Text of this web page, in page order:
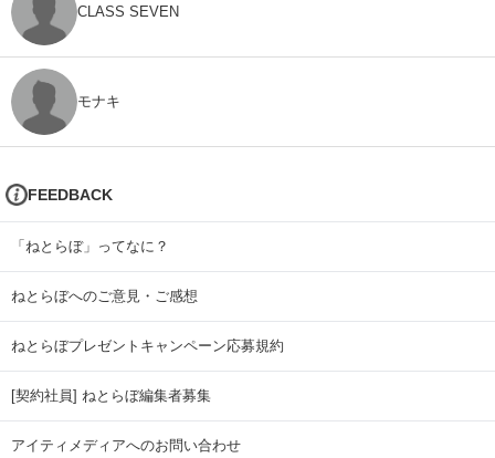
CLASS SEVEN
モナキ
FEEDBACK
「ねとらぼ」ってなに？
ねとらぼへのご意見・ご感想
ねとらぼプレゼントキャンペーン応募規約
[契約社員] ねとらぼ編集者募集
アイティメディアへのお問い合わせ